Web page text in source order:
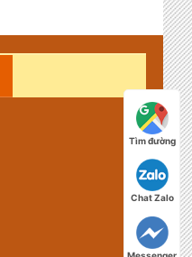
Tìm đường
Chat Zalo